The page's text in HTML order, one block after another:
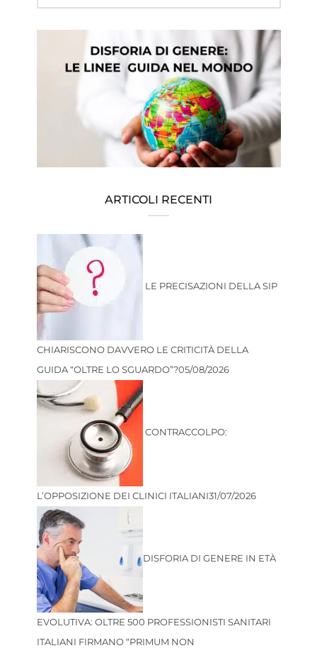
ARTICOLI RECENTI
LE PRECISAZIONI DELLA SIP
CHIARISCONO DAVVERO LE CRITICITÀ DELLA
GUIDA “OLTRE LO SGUARDO”?05/08/2026
CONTRACCOLPO:
L’OPPOSIZIONE DEI CLINICI ITALIANI31/07/2026
DISFORIA DI GENERE IN ETÀ
EVOLUTIVA: OLTRE 500 PROFESSIONISTI SANITARI
ITALIANI FIRMANO “PRIMUM NON